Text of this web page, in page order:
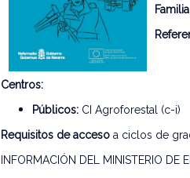
Centros:
Públicos:CI Agroforestal (c-i)
Requisitos de accesoa ciclos de
INFORMACIÓN DEL MINISTERIO DE